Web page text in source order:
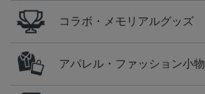
コラボ・メモリアルグッズ
アパレル・ファッション小物